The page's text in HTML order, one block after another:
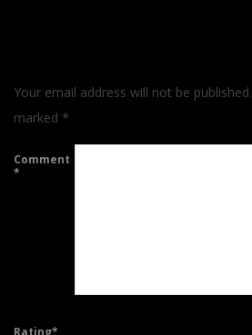
Your email address will not be published.
marked *
Comment
*
Rating*